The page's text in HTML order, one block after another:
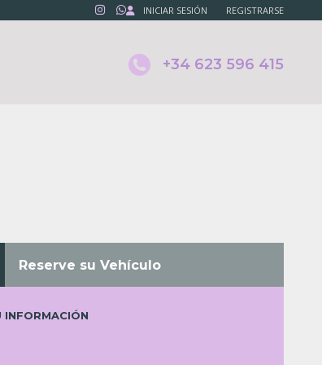
INICIAR SESIÓN REGISTRARSE
+34 623 596 415
Reserve su Vehículo
INFORMACIÓN